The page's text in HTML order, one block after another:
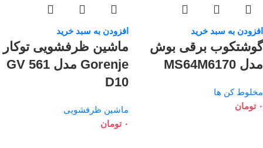
افزودن به سبد خرید
گوشتکوب برقی بوش
مدل MS64M6170
مخلوط کن ها
۰ تومان
افزودن به سبد خرید
ماشین ظرفشویی توکار
Gorenje مدل GV 561
D10
ماشین ظرفشویی
۰ تومان